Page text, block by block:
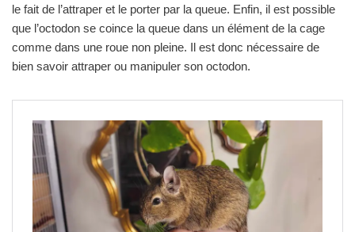
le fait de l’attraper et le porter par la queue. Enfin, il est possible
que l’octodon se coince la queue dans un élément de la cage
comme dans une roue non pleine. Il est donc nécessaire de
bien savoir attraper ou manipuler son octodon.